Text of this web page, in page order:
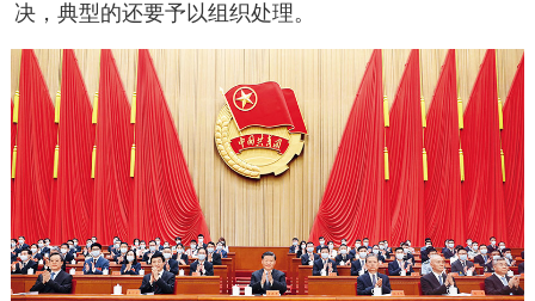
决，典型的还要予以组织处理。